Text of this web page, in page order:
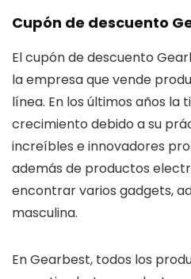
Cupón de descuento
El cupón de descuento
la empresa que vende
línea. En los últimos años la
crecimiento debido a su
increíbles e innovadores
además de productos
encontrar varios gadgets,
masculina.
En Gearbest, todos los